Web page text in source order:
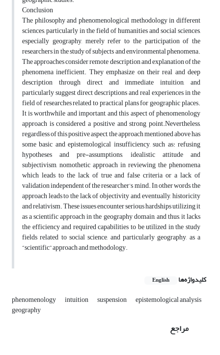
Conclusion
The philosophy and phenomenological methodology in different
sciences, particularly in the field of humanities and social sciences,
especially geography, merely refer to the participation of the
researchers in the study of subjects and environmental phenomena.
The approaches consider remote description and explanation of the
phenomena inefficient. They emphasize on their real and deep
description through direct and immediate intuition, and
particularly suggest direct descriptions and real experiences in the
field of researches related to practical plans for geographic places.
It is worthwhile and important, and this aspect of phenomenology
approach is considered a positive and strong point.Nevertheless,
regardless of this positive aspect, the approach mentioned above has
some basic and epistemological insufficiency, such as: refusing
hypotheses and pre-assumptions, idealistic attitude and
subjectivism, nomothetic approach in reviewing the phenomena
which leads to the lack of true and false criteria or a lack of
validation independent of the researcher’s mind. In other words, the
approach leads to the lack of objectivity and, eventually, historicity
and relativism. These issues encounter serious hardships utilizing it
as a scientific approach in the geography domain, and thus, it lacks
the efficiency and required capabilities to be utilized in the study
fields related to social science, and particularly geography, as a
“scientific” approach and methodology.
کلیدواژه‌ها English
phenomenology intuition suspension epistemological analysis
geography
مراجع